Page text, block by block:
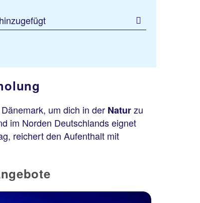
um dich in der Naturzu
im Norden Deutschlands eignet
reichert den Aufenthalt mit